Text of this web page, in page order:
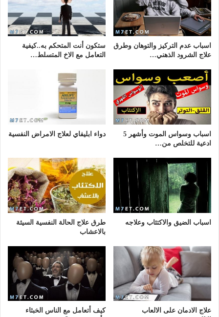
اسباب عدم التركيز والتوهان وطرق
علاج الشرود الذهني…
ستكون أنت المتحكم به..كيفية
التعامل مع الاخ المتسلط…
اسباب وسواس الموت وأشهر 5
ادعية للتخلص من…
دواء ابليفاي لعلاج الامراض النفسية
اسباب الضيق والاكتئاب وعلاجه
طرق علاج الحالة النفسية السيئة
بالاعشاب
علاج الادمان على الالعاب
كيف أتعامل مع الناس الخبثاء